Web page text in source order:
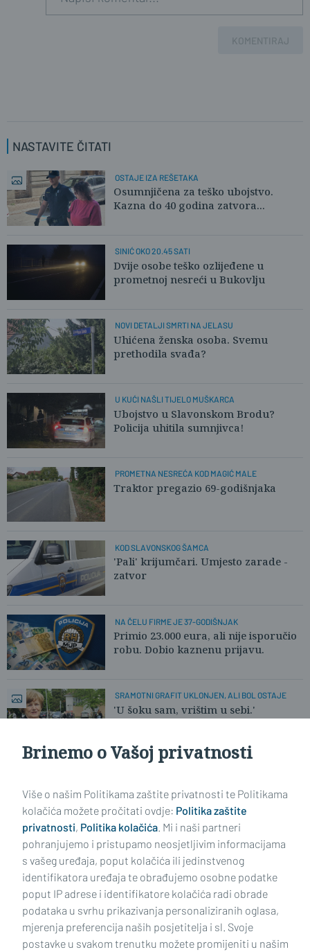
KOMENTIRAJ
NASTAVITE ČITATI
OSTAJE IZA REŠETAKA
Osumnjičena za teško ubojstvo.
Kazna do 40 godina zatvora...
SINIĆ OKO 20.45 SATI
Dvije osobe teško ozlijeđene u
prometnoj nesreći u Bukovlju
NOVI DETALJI SMRTI NA JELASU
Uhićena ženska osoba. Svemu
prethodila svađa?
U KUĆI NAŠLI TIJELO MUŠKARCA
Ubojstvo u Slavonskom Brodu?
Policija uhitila sumnjivca!
PROMETNA NESREĆA KOD MAGIĆ MALE
Traktor pregazio 69-godišnjaka
KOD SLAVONSKOG ŠAMCA
'Pali' krijumčari. Umjesto zarade -
zatvor
NA ČELU FIRME JE 37-GODIŠNJAK
Primio 23.000 eura, ali nije isporučio
robu. Dobio kaznenu prijavu.
SRAMOTNI GRAFIT UKLONJEN, ALI BOL OSTAJE
'U šoku sam, vrištim u sebi.'
Impressum Uvjeti korištenja Politika privatnosti
Brinemo o Vašoj privatnosti
Više o našim Politikama zaštite privatnosti te Politikama
kolačića možete pročitati ovdje: Politika zaštite
privatnosti, Politika kolačića. Mi i naši partneri
pohranjujemo i pristupamo neosjetljivim informacijama
s vašeg uređaja, poput kolačića ili jedinstvenog
identifikatora uređaja te obrađujemo osobne podatke
poput IP adrese i identifikatore kolačića radi obrade
podataka u svrhu prikazivanja personaliziranih oglasa,
mjerenja preferencija naših posjetitelja i sl. Svoje
postavke u svakom trenutku možete promijeniti u našim